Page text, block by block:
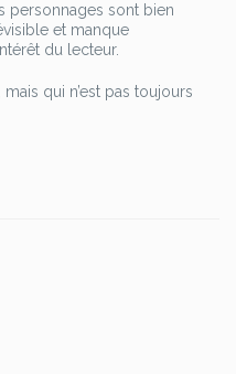
personnages sont bien
et manque
du lecteur.
qui n’est pas toujours